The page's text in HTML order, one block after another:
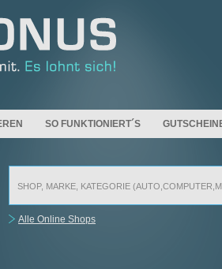
SO FUNKTIONIERT´S
Alle Online Shops